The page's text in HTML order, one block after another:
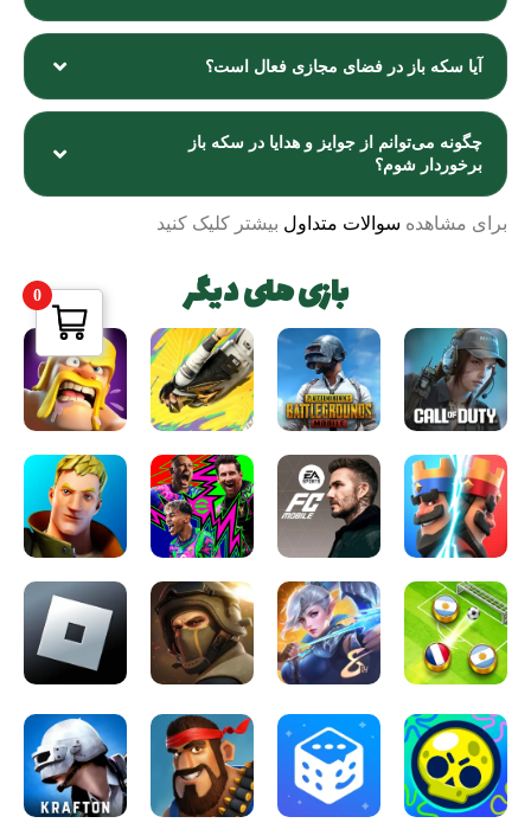
آیا سکه باز در فضای مجازی فعال است؟
چگونه می‌توانم از جوایز و هدایا در سکه باز
برخوردار شوم؟
برای مشاهده سوالات متداول بیشتر کلیک کنید
بازی های دیگر 0